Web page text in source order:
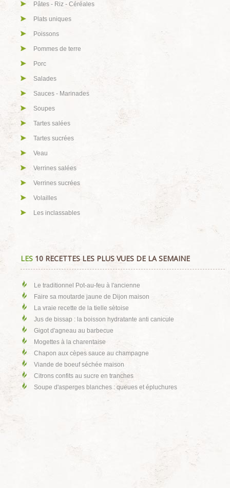
Pâtes - Riz - Céréales
Plats uniques
Poissons
Pommes de terre
Porc
Salades
Sauces - Marinades
Soupes
Tartes salées
Tartes sucrées
Veau
Verrines salées
Verrines sucrées
Volailles
Les inclassables
LES 10 RECETTES LES PLUS VUES DE LA SEMAINE
Le traditionnel Pot-au-feu à l'ancienne
Faire sa moutarde jaune de Dijon maison
La vraie recette de la tielle sètoise
Jus de bissap : la boisson hydratante anti canicule
Gigot d'agneau au barbecue
Mogettes à la charentaise
Chapon aux cèpes sauce au champagne
Viande de boeuf séchée maison
Citrons confits au sucre en tranches
Soupe d'asperges blanches : queues et épluchures